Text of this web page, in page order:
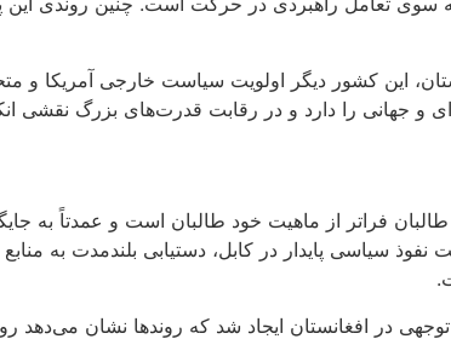
این کشور دیگر اولویت سیاست خارجی آمریکا و
و جهانی را دارد و در رقابت قدرت‌های بزرگ نقشی
طالبان فراتر از ماهیت خود طالبان است و عمدتاً
نفوذ سیاسی پایدار در کابل، دستیابی بلندمدت
توجهی در افغانستان ایجاد شد که روندها نشان